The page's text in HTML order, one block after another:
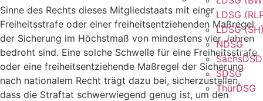
LDSG
LDSG
NDSG
SDSG
ThürDSG
Sinne des Rechts dieses Mitgliedstaats mit einer
Freiheitsstrafe oder einer freiheitsentziehenden Maßregel
der Sicherung im Höchstmaß von mindestens vier Jahren
bedroht sind. Eine solche Schwelle für eine Freiheitsstrafe
oder eine freiheitsentziehende Maßregel der Sicherung
nach nationalem Recht trägt dazu bei, sicherzustellen,
dass die Straftat schwerwiegend genug ist, um den